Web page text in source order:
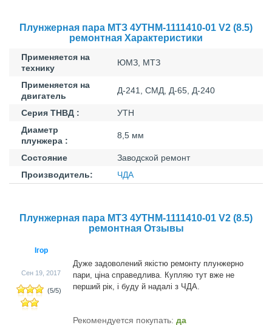
Плунжерная пара МТЗ 4УТНМ-1111410-01 V2 (8.5)
ремонтная Характеристики
Применяется на
технику
ЮМЗ, МТЗ
Применяется на
двигатель
Д-241, СМД, Д-65, Д-240
Серия ТНВД :
УТН
Диаметр
плунжера :
8,5 мм
Состояние
Заводской ремонт
Производитель:
ЧДА
Плунжерная пара МТЗ 4УТНМ-1111410-01 V2 (8.5)
ремонтная Отзывы
Ігор
Сен 19, 2017
(5/5)
Дуже задоволений якістю ремонту плунжерно
пари, ціна справедлива. Купляю тут вже не
перший рік, і буду й надалі з ЧДА.
Рекомендуется покупать: да